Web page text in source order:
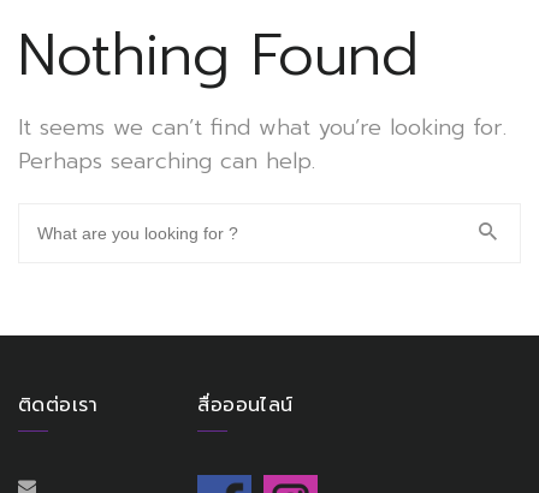
Nothing Found
It seems we can’t find what you’re looking for.
Perhaps searching can help.
ติดต่อเรา สื่อออนไลน์